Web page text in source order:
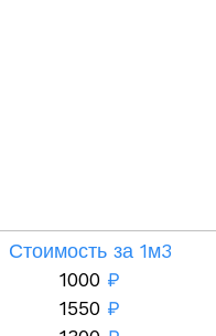
Стоимость за 1м3
1000 ₽
1550 ₽